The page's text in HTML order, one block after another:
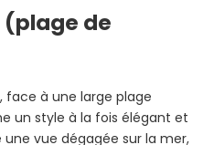
(plage de
face à une large plage
un style à la fois élégant et
vue dégagée sur la mer,